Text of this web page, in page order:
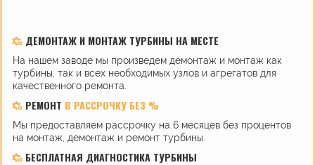
ДЕМОНТАЖ И МОНТАЖ ТУРБИНЫ НА МЕСТЕ
На нашем заводе мы произведем демонтаж и монтаж как
турбины, так и всех необходимых узлов и агрегатов для
качественного ремонта.
РЕМОНТ В РАССРОЧКУ БЕЗ %
Мы предоставляем рассрочку на 6 месяцев без процентов
на монтаж, демонтаж и ремонт турбины.
БЕСПЛАТНАЯ ДИАГНОСТИКА ТУРБИНЫ